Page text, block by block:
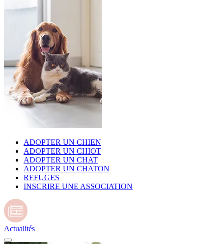
ADOPTER UN CHIEN
ADOPTER UN CHIOT
ADOPTER UN CHAT
ADOPTER UN CHATON
REFUGES
INSCRIRE UNE ASSOCIATION
Actualités